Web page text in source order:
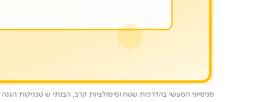
מניסיוני המעשי בהדרכות שטח וסימולציות קרב, הבנתי ש טכניקות